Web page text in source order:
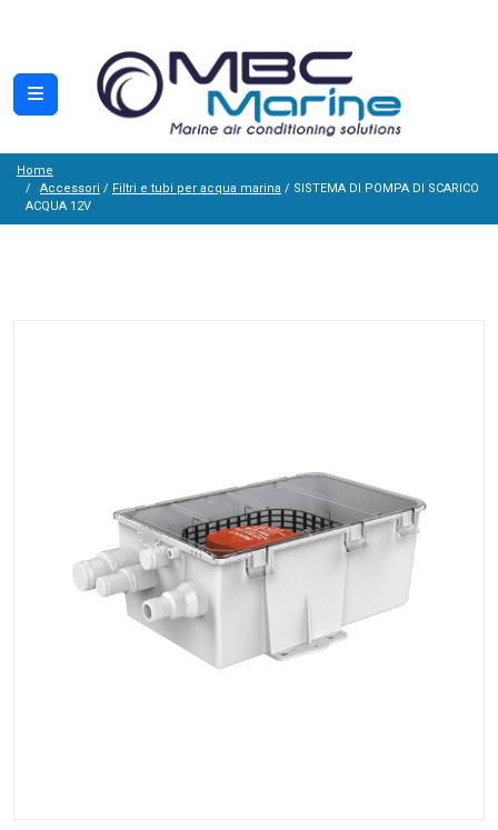
Home
Accessori / Filtri e tubi per acqua marina / SISTEMA DI POMPA DI SCARICO
ACQUA 12V